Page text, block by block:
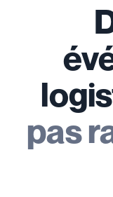
pas